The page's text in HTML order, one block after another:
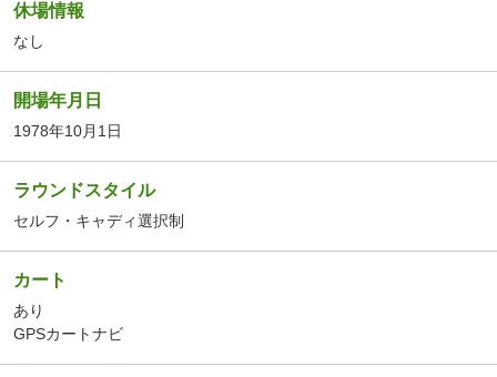
休場情報
なし
開場年月日
1978年10月1日
ラウンドスタイル
セルフ・キャディ選択制
カート
あり
GPSカートナビ